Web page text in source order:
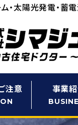
・太陽光発電・蓄
注意 事業